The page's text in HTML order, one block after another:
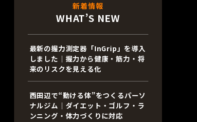
新着情報
WHAT’S NEW
最新の握力測定器「InGrip」を導入
しました｜握力から健康・筋力・将
来のリスクを見える化
西田辺で“動ける体”をつくるパーソ
ナルジム｜ダイエット・ゴルフ・ラ
ンニング・体力づくりに対応